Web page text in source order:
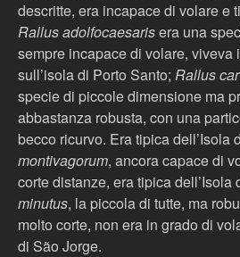
descritte, era incapace di volare e
Rallus adolfocaesarisera una
sempre incapace di volare,
sull’isola di Porto Santo; Rallus
specie di piccole dimensione ma
abbastanza robusta, con una
becco ricurvo. Era tipica dell’Isola
montivagorum, ancora capace di
corte distanze, era tipica dell’Isola
minutus, la piccola di tutte, ma
molto corte, non era in grado di
di São Jorge.